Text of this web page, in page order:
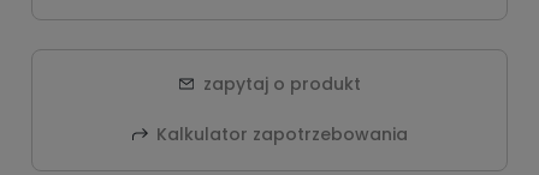
zapytaj o produkt
Kalkulator zapotrzebowania